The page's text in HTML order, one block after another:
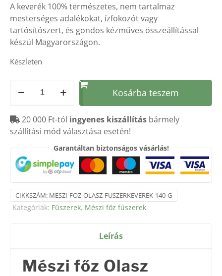
A keverék 100% természetes, nem tartalmaz
mesterséges adalékokat, ízfokozót vagy
tartósítószert, és gondos kézműves összeállítással
készül Magyarországon.
Készleten
fűszerkeverék
–
mennyiség
Kosárba teszem
20 000 Ft-tól ingyenes kiszállítás bármely
szállítási mód választása esetén!
Garantáltan biztonságos vásárlás!
CIKKSZÁM: MESZI-FOZ-OLASZ-FUSZERKEVEREK-140-G
Kategóriák: Fűszerek, Mészi főz fűszerek
Leírás
Mészi főz Olasz